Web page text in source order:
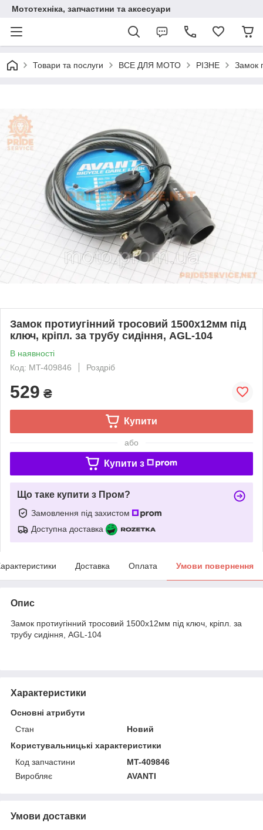
Мототехніка, запчастини та аксесуари
Товари та послуги ВСЕ ДЛЯ МОТО РІЗНЕ Замок
Замок протиугінний тросовий 1500х12мм під
ключ, кріпл. за трубу сидіння, AGL-104
В наявності
Код: MT-409846
Роздріб
529 ₴
Купити
або
Купити з
Що таке купити з Пром?
Замовлення під захистом
Доступна доставка
Доставка Оплата Умови повернення
Опис
Замок протиугінний тросовий 1500х12мм під ключ, кріпл. за
трубу сидіння, AGL-104
Характеристики
Основні атрибути
Стан
Новий
Користувальницькі характеристики
Код запчастини
MT-409846
Виробляє
AVANTI
Умови доставки